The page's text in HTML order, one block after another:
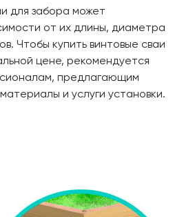
для забора может
от их длины, диаметра
Чтобы купить винтовые сваи
цене, рекомендуется
предлагающим
и услуги установки.